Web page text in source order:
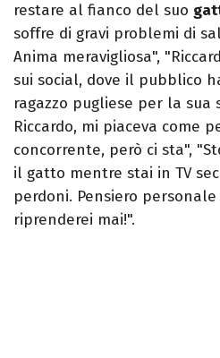
restare al fianco del suo
soffre di gravi problemi di
Anima meravigliosa",
sui social, dove il pubblico
ragazzo pugliese per la sua
Riccardo, mi piaceva come
concorrente, però ci sta",
il gatto mentre stai in TV
perdoni. Pensiero
riprenderei mai!".